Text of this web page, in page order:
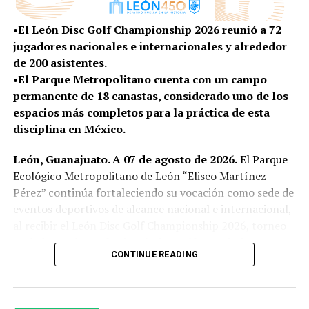
•El León Disc Golf Championship 2026 reunió a 72
jugadores nacionales e internacionales y alrededor
de 200 asistentes.
•El Parque Metropolitano cuenta con un campo
permanente de 18 canastas, considerado uno de los
espacios más completos para la práctica de esta
disciplina en México.
León, Guanajuato. A 07 de agosto de 2026.El Parque
Ecológico Metropolitano de León “Eliseo Martínez
Pérez” continúa fortaleciendo su vocación como sede de
eventos deportivos de alcance nacional e internacional,
avalado por la Professional Disc Golf Association
(PDGA), máximo organismo rector de esta disciplina a
Durante dos jornadas de intensa competencia, el
CONTINUE READING